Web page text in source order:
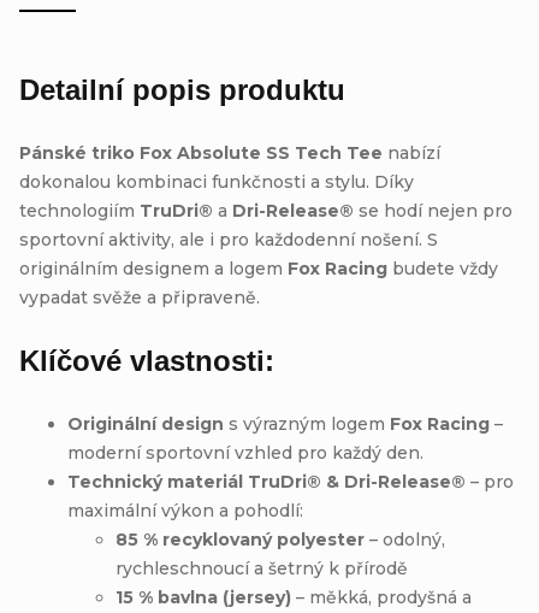
Detailní popis produktu
Pánské triko Fox Absolute SS Tech Tee nabízí
dokonalou kombinaci funkčnosti a stylu. Díky
technologiím TruDri® a Dri-Release® se hodí nejen pro
sportovní aktivity, ale i pro každodenní nošení. S
originálním designem a logem Fox Racing budete vždy
vypadat svěže a připraveně.
Klíčové vlastnosti:
Originální design s výrazným logem Fox Racing –
moderní sportovní vzhled pro každý den.
Technický materiál TruDri® & Dri-Release® – pro
maximální výkon a pohodlí:
85 % recyklovaný polyester – odolný,
rychleschnoucí a šetrný k přírodě
15 % bavlna (jersey) – měkká, prodyšná a